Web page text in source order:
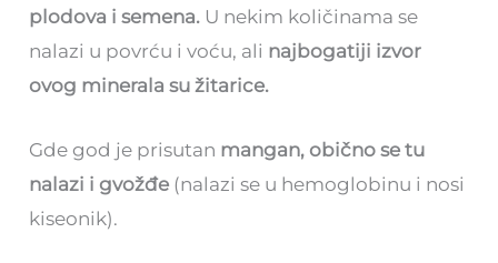
plodova i semena. U nekim količinama se
nalazi u povrću i voću, ali najbogatiji izvor
ovog minerala su žitarice.
Gde god je prisutan mangan, obično se tu
nalazi i gvožđe (nalazi se u hemoglobinu i nosi
kiseonik).